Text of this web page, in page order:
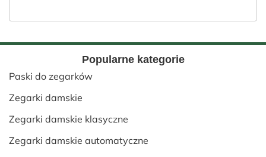
Popularne kategorie
Paski do zegarków
Zegarki damskie
Zegarki damskie klasyczne
Zegarki damskie automatyczne